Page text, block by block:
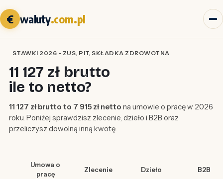
€ waluty.com.pl
STAWKI 2026 - ZUS, PIT, SKŁADKA ZDROWOTNA
11 127 zł brutto
ile to netto?
11 127 zł brutto to 7 915 zł netto na umowie o pracę w 2026
roku. Poniżej sprawdzisz zlecenie, dzieło i B2B oraz
przeliczysz dowolną inną kwotę.
Umowa o
pracę
Zlecenie Dzieło B2B